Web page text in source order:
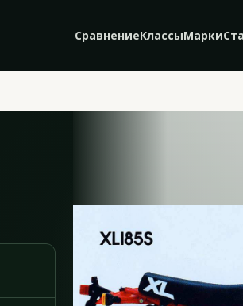
СравнениеКлассыМарки